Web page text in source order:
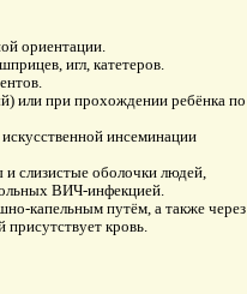
ориентации.
игл, катетеров.
или при прохождении ребёнка по
инсеминации
слизистые оболочки людей,
ВИЧ-инфекцией.
капельным путём, а также через
присутствует кровь.